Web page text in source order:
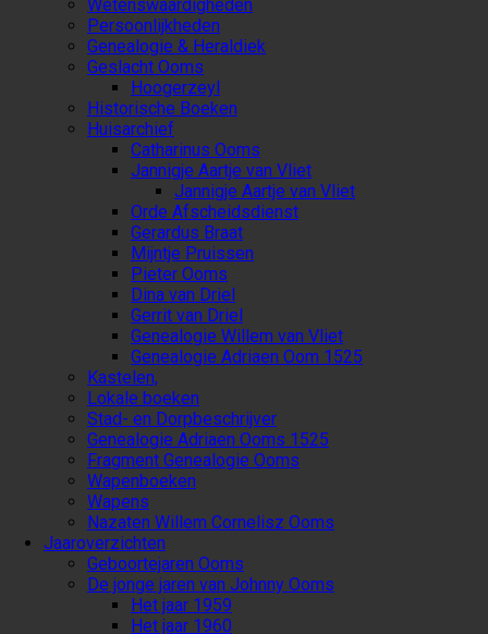
Wetenswaardigheden
Persoonlijkheden
Genealogie & Heraldiek
Geslacht Ooms
Hoogerzeyl
Historische Boeken
Huisarchief
Catharinus Ooms
Jannigje Aartje van Vliet
Jannigje Aartje van Vliet
Orde Afscheidsdienst
Gerardus Braat
Mijntje Pruissen
Pieter Ooms
Dina van Driel
Gerrit van Driel
Genealogie Willem van Vliet
Genealogie Adriaen Oom 1525
Kastelen,
Lokale boeken
Stad- en Dorpbeschrijver
Genealogie Adriaen Ooms 1525
Fragment Genealogie Ooms
Wapenboeken
Wapens
Nazaten Willem Cornelisz Ooms
Jaaroverzichten
Geboortejaren Ooms
De jonge jaren van Johnny Ooms
Het jaar 1959
Het jaar 1960